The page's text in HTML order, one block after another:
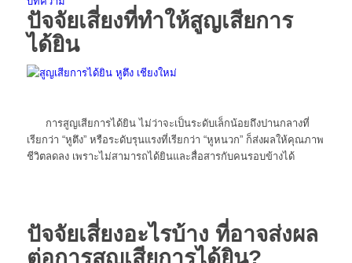
ปัจจัยเสี่ยงที่ทำให้สูญเสียการ
ได้ยิน
การสูญเสียการได้ยิน ไม่ว่าจะเป็นระดับเล็กน้อยถึงปานกลางที่
เรียกว่า “หูตึง” หรือระดับรุนแรงที่เรียกว่า “หูหนวก” ก็ส่งผลให้คุณภาพ
ชีวิตลดลง เพราะไม่สามารถได้ยินและสื่อสารกับคนรอบข้างได้
ปัจจัยเสี่ยงอะไรบ้าง ที่อาจส่งผล
ต่อการสูญเสียการได้ยิน?